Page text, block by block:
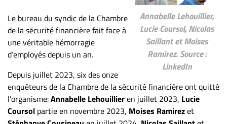
Continue
Métiers
Scoop?
CABINETS
ET
ENTREPRISES
Espace
Annabelle Lehouillier,
Lucie Coursol, Nicolas
Saillant et Moises
Ramirez. Source :
LinkedIn
Le bureau du syndic de la Chambre
de la sécurité financière fait face à
une véritable hémorragie
d’employés depuis un an.
Depuis juillet 2023, six des onze
enquêteurs de la Chambre de la sécurité financière ont quitté
l’organisme:Annabelle Lehouillieren juillet 2023, Lucie
Coursol partie en novembre 2023, Moises Ramirezet